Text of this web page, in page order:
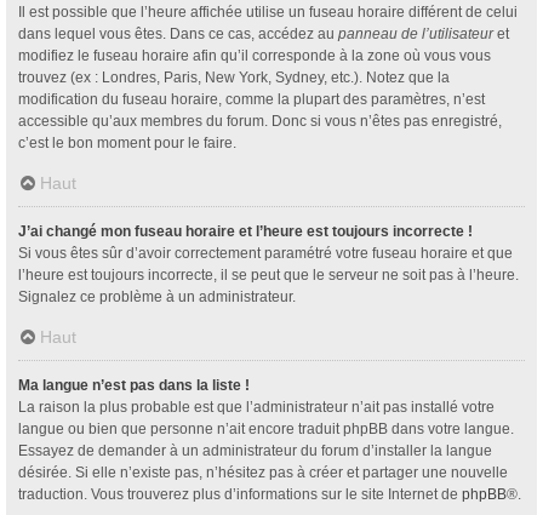
Il est possible que l’heure affichée utilise un fuseau horaire différent de celui
dans lequel vous êtes. Dans ce cas, accédez au panneau de l’utilisateuret
modifiez le fuseau horaire afin qu’il corresponde à la zone où vous vous
trouvez (ex : Londres, Paris, New York, Sydney, etc.). Notez que la
modification du fuseau horaire, comme la plupart des paramètres, n’est
accessible qu’aux membres du forum. Donc si vous n’êtes pas enregistré,
c’est le bon moment pour le faire.
Haut
J’ai changé mon fuseau horaire et l’heure est toujours incorrecte !
Si vous êtes sûr d’avoir correctement paramétré votre fuseau horaire et que
l’heure est toujours incorrecte, il se peut que le serveur ne soit pas à l’heure.
Signalez ce problème à un administrateur.
Haut
Ma langue n’est pas dans la liste !
La raison la plus probable est que l’administrateur n’ait pas installé votre
langue ou bien que personne n’ait encore traduit phpBB dans votre langue.
Essayez de demander à un administrateur du forum d’installer la langue
désirée. Si elle n’existe pas, n’hésitez pas à créer et partager une nouvelle
traduction. Vous trouverez plus d’informations sur le site Internet de phpBB®.